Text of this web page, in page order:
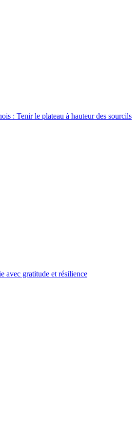
: Tenir le plateau à hauteur des sourcils
avec gratitude et résilience